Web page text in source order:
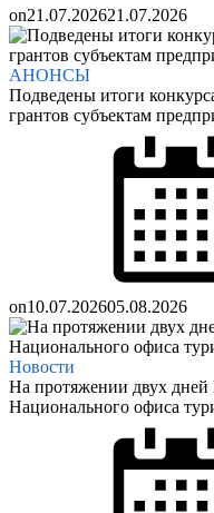
on21.07.202621.07.2026
АНОНСЫ
Подведены итоги
грантов субъектам
on10.07.202605.08.2026
Новости
На протяжении двух дней
Национального офиса